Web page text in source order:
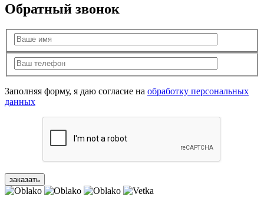
Обратный звонок
Заполняя форму, я даю согласие на обработку персональных
данных